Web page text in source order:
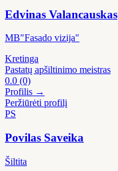
Edvinas Valancauskas
MB"Fasado vizija"
Kretinga
Pastatų apšiltinimo meistras
0.0 (0)
Profilis →
Peržiūrėti profilį
PS
Povilas Saveika
Šiltita